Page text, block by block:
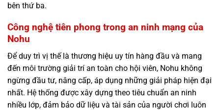
bên thứ ba.
Công nghệ tiên phong trong an ninh mạng của
Nohu
Để duy trì vị thế là thương hiệu uy tín hàng đầu và mang
đến môi trường giải trí an toàn cho hội viên, Nohu không
ngừng đầu tư, nâng cấp, áp dụng những giải pháp hiện đại
nhất. Hệ thống được xây dựng theo tiêu chuẩn an ninh
nhiều lớp, đảm bảo dữ liệu và tài sản của người chơi luôn